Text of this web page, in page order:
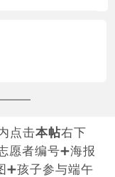
点击本帖右下
愿者编号➕海报
➕孩子参与端午